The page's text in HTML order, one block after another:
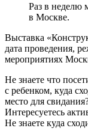
Раз в неделю
в Москве.
Выставка
дата проведения,
мероприятиях
Не знаете что
с ребенком, куда
место для
Интересуетесь
Не знаете куда